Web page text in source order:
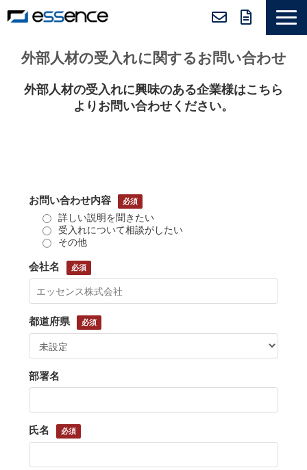
会社紹介
外部人材の受入れに関するお問い合わせ
外部人材の受入れに興味のある企業様はこちら
よりお問い合わせください。
お問い合わせ内容
詳しい説明を聞きたい
受入れについて相談がしたい
その他
会社名
都道府県
部署名
氏名